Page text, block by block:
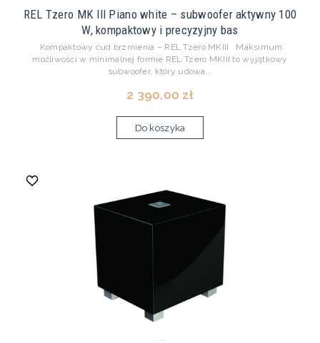
REL Tzero MK III Piano white – subwoofer aktywny 100
W, kompaktowy i precyzyjny bas
Kompaktowy cud brzmienia – REL Tzero MKIII Maksimum
możliwości w minimalnej formie REL Tzero MKIII to wyjątkowy
subwoofer, który udowa...
2 390,00 zł
Do koszyka